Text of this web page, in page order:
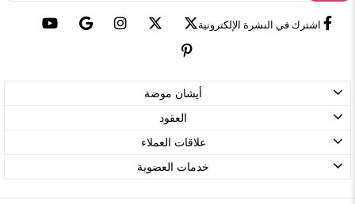
اشترك في النشرة الإلكترونية
أيشان موضة
العقود
علاقات العملاء
خدمات العضوية